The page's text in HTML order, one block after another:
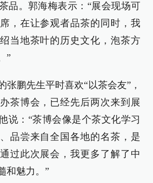
品。郭海梅表示：“展会现场可
，在让参观者品茶的同时，我
当地茶叶的历史文化，泡茶方
”
张鹏先生平时喜欢“以茶会友”，
茶博会，已经先后两次来到展
说：“茶博会像是个茶文化学习
品尝来自全国各地的名茶，是
过此次展会，我更多了解了中
和魅力。”